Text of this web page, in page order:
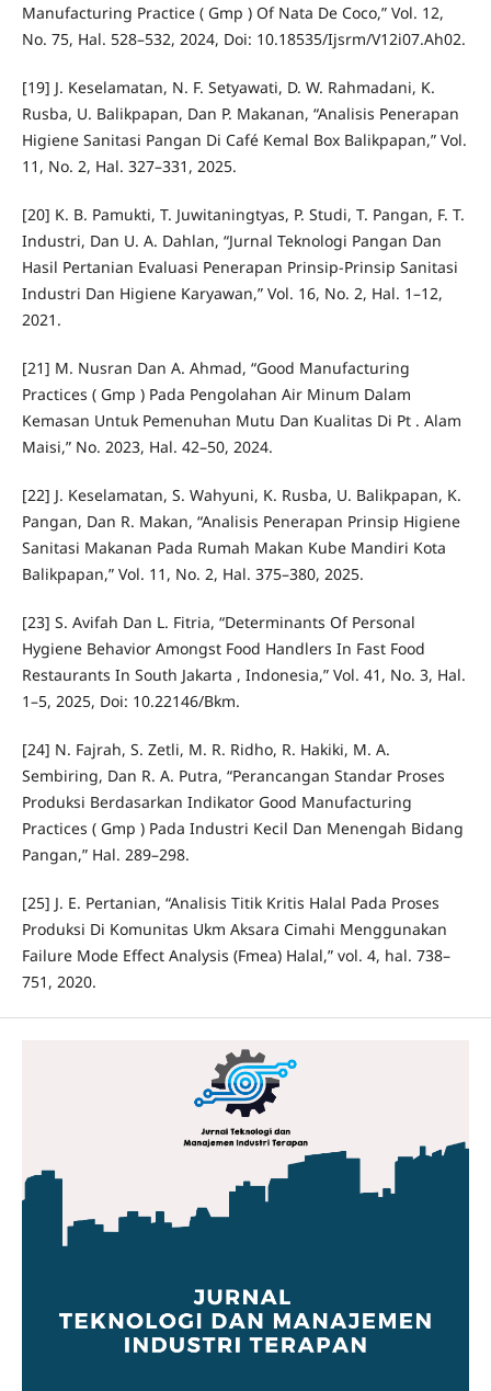
Manufacturing Practice ( Gmp ) Of Nata De Coco,” Vol. 12,
No. 75, Hal. 528–532, 2024, Doi: 10.18535/Ijsrm/V12i07.Ah02.
[19] J. Keselamatan, N. F. Setyawati, D. W. Rahmadani, K.
Rusba, U. Balikpapan, Dan P. Makanan, “Analisis Penerapan
Higiene Sanitasi Pangan Di Café Kemal Box Balikpapan,” Vol.
11, No. 2, Hal. 327–331, 2025.
[20] K. B. Pamukti, T. Juwitaningtyas, P. Studi, T. Pangan, F. T.
Industri, Dan U. A. Dahlan, “Jurnal Teknologi Pangan Dan
Hasil Pertanian Evaluasi Penerapan Prinsip-Prinsip Sanitasi
Industri Dan Higiene Karyawan,” Vol. 16, No. 2, Hal. 1–12,
2021.
[21] M. Nusran Dan A. Ahmad, “Good Manufacturing
Practices ( Gmp ) Pada Pengolahan Air Minum Dalam
Kemasan Untuk Pemenuhan Mutu Dan Kualitas Di Pt . Alam
Maisi,” No. 2023, Hal. 42–50, 2024.
[22] J. Keselamatan, S. Wahyuni, K. Rusba, U. Balikpapan, K.
Pangan, Dan R. Makan, “Analisis Penerapan Prinsip Higiene
Sanitasi Makanan Pada Rumah Makan Kube Mandiri Kota
Balikpapan,” Vol. 11, No. 2, Hal. 375–380, 2025.
[23] S. Avifah Dan L. Fitria, “Determinants Of Personal
Hygiene Behavior Amongst Food Handlers In Fast Food
Restaurants In South Jakarta , Indonesia,” Vol. 41, No. 3, Hal.
1–5, 2025, Doi: 10.22146/Bkm.
[24] N. Fajrah, S. Zetli, M. R. Ridho, R. Hakiki, M. A.
Sembiring, Dan R. A. Putra, “Perancangan Standar Proses
Produksi Berdasarkan Indikator Good Manufacturing
Practices ( Gmp ) Pada Industri Kecil Dan Menengah Bidang
Pangan,” Hal. 289–298.
[25] J. E. Pertanian, “Analisis Titik Kritis Halal Pada Proses
Produksi Di Komunitas Ukm Aksara Cimahi Menggunakan
Failure Mode Effect Analysis (Fmea) Halal,” vol. 4, hal. 738–
751, 2020.